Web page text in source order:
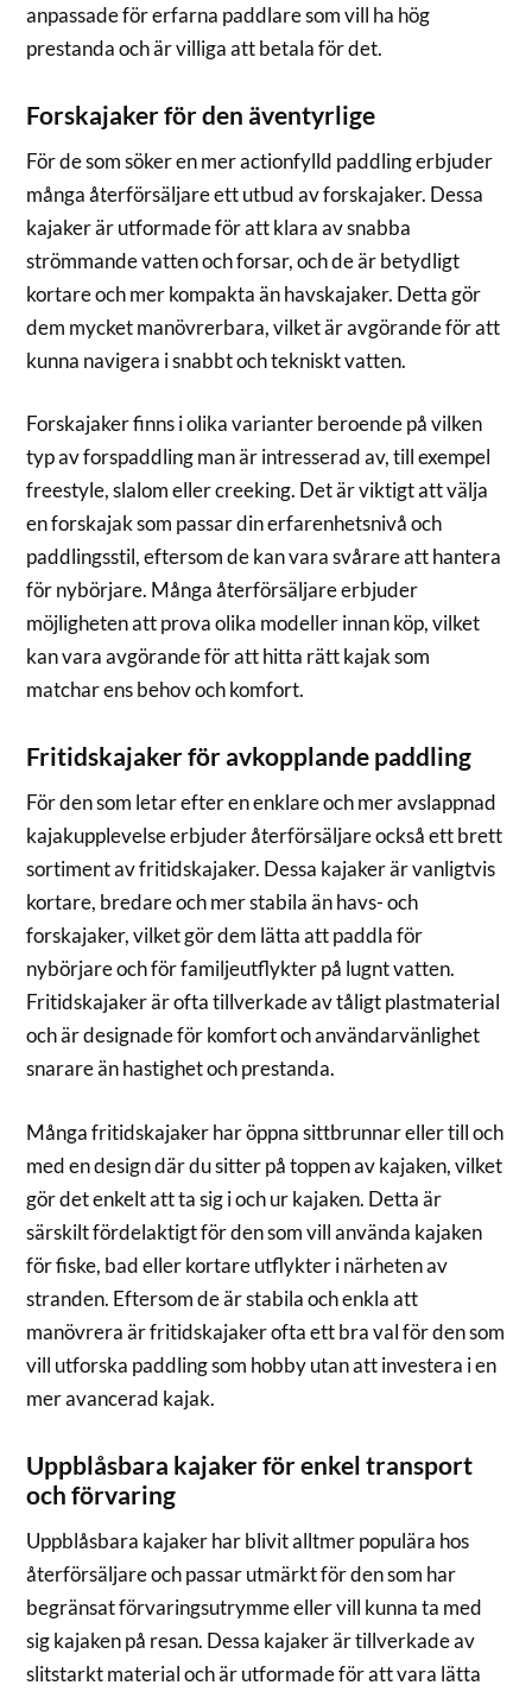
anpassade för erfarna paddlare som vill ha hög
prestanda och är villiga att betala för det.
Forskajaker för den äventyrlige
För de som söker en mer actionfylld paddling erbjuder
många återförsäljare ett utbud av forskajaker. Dessa
kajaker är utformade för att klara av snabba
strömmande vatten och forsar, och de är betydligt
kortare och mer kompakta än havskajaker. Detta gör
dem mycket manövrerbara, vilket är avgörande för att
kunna navigera i snabbt och tekniskt vatten.
Forskajaker finns i olika varianter beroende på vilken
typ av forspaddling man är intresserad av, till exempel
freestyle, slalom eller creeking. Det är viktigt att välja
en forskajak som passar din erfarenhetsnivå och
paddlingsstil, eftersom de kan vara svårare att hantera
för nybörjare. Många återförsäljare erbjuder
möjligheten att prova olika modeller innan köp, vilket
kan vara avgörande för att hitta rätt kajak som
matchar ens behov och komfort.
Fritidskajaker för avkopplande paddling
För den som letar efter en enklare och mer avslappnad
kajakupplevelse erbjuder återförsäljare också ett brett
sortiment av fritidskajaker. Dessa kajaker är vanligtvis
kortare, bredare och mer stabila än havs- och
forskajaker, vilket gör dem lätta att paddla för
nybörjare och för familjeutflykter på lugnt vatten.
Fritidskajaker är ofta tillverkade av tåligt plastmaterial
och är designade för komfort och användarvänlighet
snarare än hastighet och prestanda.
Många fritidskajaker har öppna sittbrunnar eller till och
med en design där du sitter på toppen av kajaken, vilket
gör det enkelt att ta sig i och ur kajaken. Detta är
särskilt fördelaktigt för den som vill använda kajaken
för fiske, bad eller kortare utflykter i närheten av
stranden. Eftersom de är stabila och enkla att
manövrera är fritidskajaker ofta ett bra val för den som
vill utforska paddling som hobby utan att investera i en
mer avancerad kajak.
Uppblåsbara kajaker för enkel transport
och förvaring
Uppblåsbara kajaker har blivit alltmer populära hos
återförsäljare och passar utmärkt för den som har
begränsat förvaringsutrymme eller vill kunna ta med
sig kajaken på resan. Dessa kajaker är tillverkade av
slitstarkt material och är utformade för att vara lätta